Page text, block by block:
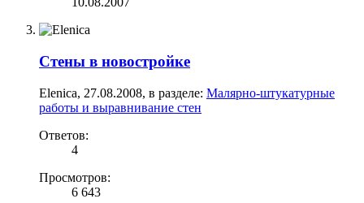
Стены в новостройке
Elenica, 27.08.2008, в разделе: Малярно-штукатурные
работы и выравнивание стен
Ответов:
4
Просмотров:
6 643